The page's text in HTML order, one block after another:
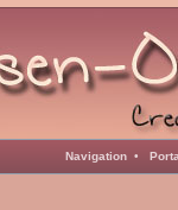
Navigation •